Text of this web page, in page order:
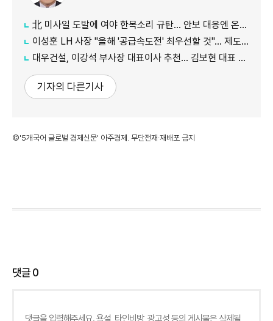
北 미사일 도발에 여야 한목소리 규탄… 안보 대응엔 온도차
이성훈 LH 사장 "올해 '공급속도전' 최우선할 것"… 제도 개선·직원 참여 독려
대우건설, 이강석 부사장 대표이사 추천… 김보현 대표 용퇴
기자의 다른기사
©'5개국어 글로벌 경제신문' 아주경제. 무단전재·재배포 금지
댓글0